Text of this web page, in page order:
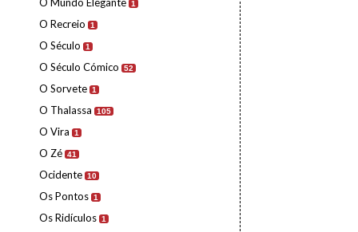
1
O Recreio 1
O Século 1
O Século Cómico 52
O Sorvete 1
O Thalassa 105
O Vira 1
O Zé 41
Ocidente 10
Os Pontos 1
Os Ridículos 1